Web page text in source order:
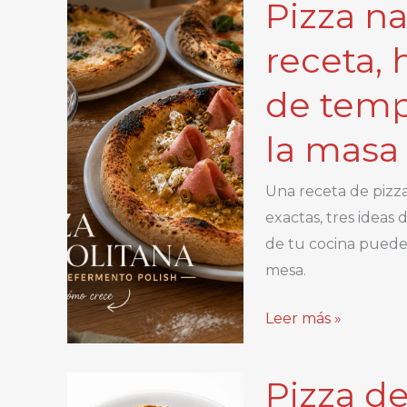
napolitana
2
pizzas:
cantidades
exactas,
y
proceso
paso
a
Pizza
receta,
de
la masa
Una receta de
exactas, tres ideas
de tu cocina puede
mesa.
Pizza
poolish:
Leer más »
Pizza